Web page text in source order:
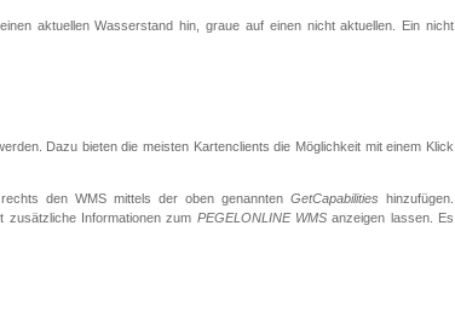
aktuellen Wasserstand hin, graue auf einen nicht aktuellen. Ein nicht
Dazu bieten die meisten Kartenclients die Möglichkeit mit einem Klick
den WMS mittels der oben genannten GetCapabilities hinzufügen.
zusätzliche Informationen zum PEGELONLINE WMSanzeigen lassen. Es